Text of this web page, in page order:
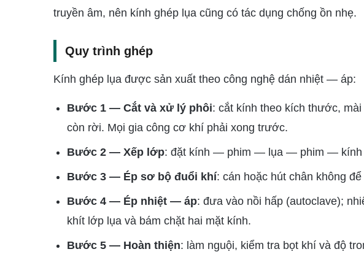
truyền âm, nên kính ghép lụa cũng có tác dụng chống ồn nhẹ.
Quy trình ghép
Kính ghép lụa được sản xuất theo công nghệ dán nhiệt — áp:
Bước 1 — Cắt và xử lý phôi: cắt kính theo kích thước,
còn rời. Mọi gia công cơ khí phải xong trước.
Bước 2 — Xếp lớp: đặt kính — phim — lụa — phim — kính
Bước 3 — Ép sơ bộ đuổi khí: cán hoặc hút chân không
Bước 4 — Ép nhiệt — áp: đưa vào nồi hấp (autoclave);
khít lớp lụa và bám chặt hai mặt kính.
Bước 5 — Hoàn thiện: làm nguội, kiểm tra bọt khí và độ